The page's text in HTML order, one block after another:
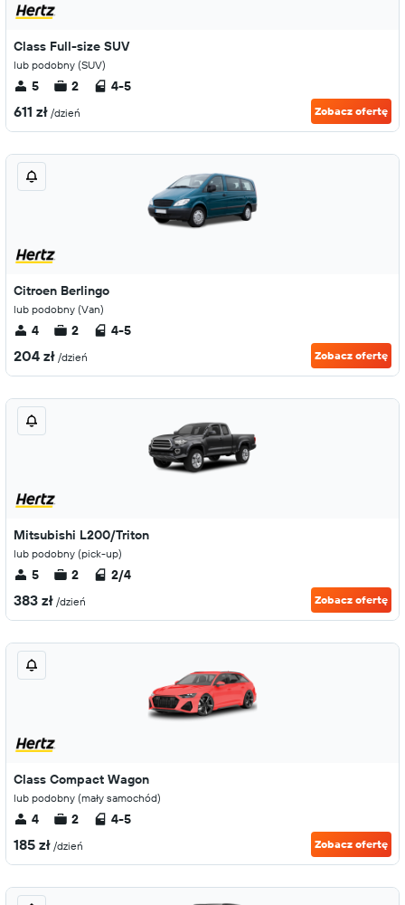
Class Full-size SUV
lub podobny (SUV)
5 2 4-5
611 zł /dzień Zobacz ofertę
Citroen Berlingo
lub podobny (Van)
4 2 4-5
204 zł /dzień Zobacz ofertę
Mitsubishi L200/Triton
lub podobny (pick-up)
5 2 2/4
383 zł /dzień Zobacz ofertę
Class Compact Wagon
lub podobny (mały samochód)
4 2 4-5
185 zł /dzień Zobacz ofertę